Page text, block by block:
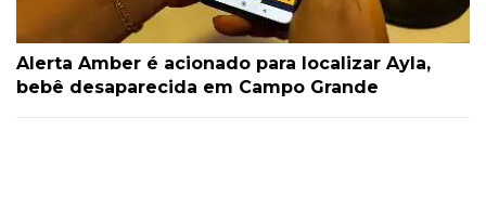
Alerta Amber é acionado para localizar Ayla,
bebê desaparecida em Campo Grande